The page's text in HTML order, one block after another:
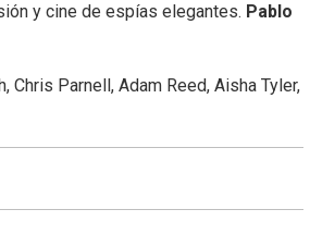
y cine de espías elegantes. Pablo
Chris Parnell, Adam Reed, Aisha Tyler,